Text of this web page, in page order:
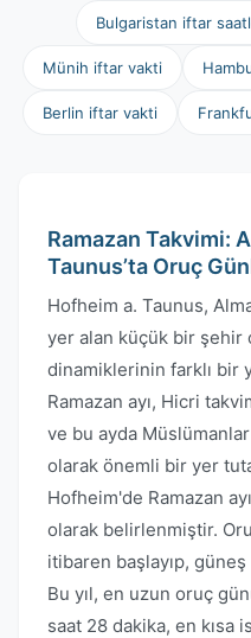
Bulgaristan iftar
Münih iftar vakti
Berlin iftar vakti
Ramazan Takvimi:
Taunus’ta Oruç
Hofheim a. Taunus,
yer alan küçük bir şehir
dinamiklerinin farklı bir
Ramazan ayı, Hicri
ve bu ayda
olarak önemli bir yer
Hofheim'de Ramazan
olarak belirlenmiştir.
itibaren başlayıp, güneş
Bu yıl, en uzun oruç
saat 28 dakika, en kısa